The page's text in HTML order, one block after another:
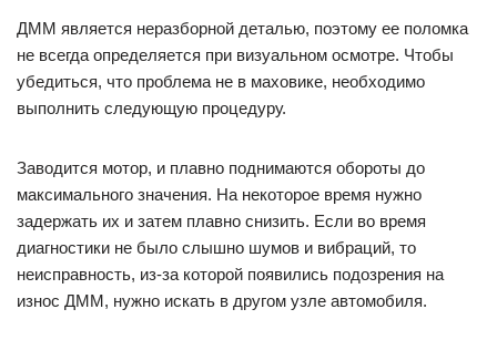
ДММ является неразборной деталью, поэтому ее поломка
не всегда определяется при визуальном осмотре. Чтобы
убедиться, что проблема не в маховике, необходимо
выполнить следующую процедуру.
Заводится мотор, и плавно поднимаются обороты до
максимального значения. На некоторое время нужно
задержать их и затем плавно снизить. Если во время
диагностики не было слышно шумов и вибраций, то
неисправность, из-за которой появились подозрения на
износ ДММ, нужно искать в другом узле автомобиля.